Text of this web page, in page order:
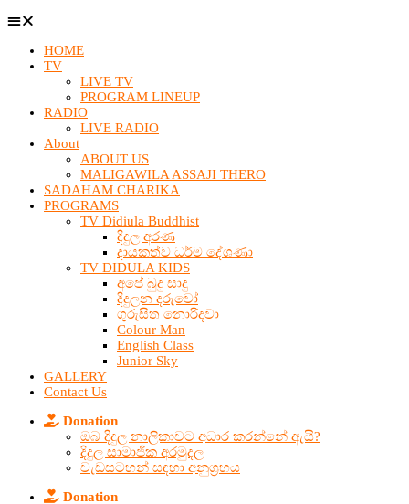
HOME
TV
LIVE TV
PROGRAM LINEUP
RADIO
LIVE RADIO
About
ABOUT US
MALIGAWILA ASSAJI THERO
SADAHAM CHARIKA
PROGRAMS
TV Didiula Buddhist
දිදුල අරණ
දායකත්ව ධර්ම දේශණා
TV DIDULA KIDS
අපේ බුදු සාදු
දිදුලන දරුවෝ
ගුරුසිත නොරිදවා
Colour Man
English Class
Junior Sky
GALLERY
Contact Us
Donation
ඔබ දිදුල නාලිකාවට අධාර කරන්නේ ඇයි?
දිදුල සාමාජික අරමුදල
වැඩසටහන් සඳහා අනුග්‍රහය
Donation